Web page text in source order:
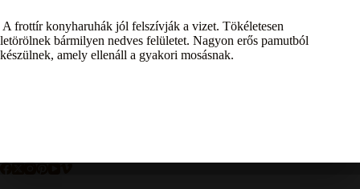
A frottír konyharuhák jól felszívják a vizet. Tökéletesen
letörölnek bármilyen nedves felületet. Nagyon erős pamutból
készülnek, amely ellenáll a gyakori mosásnak.